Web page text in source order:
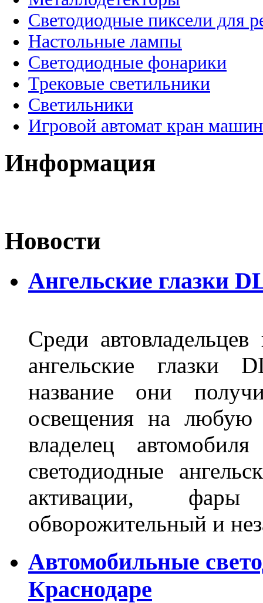
Светодиодные пиксели для
Настольные лампы
Светодиодные фонарики
Трековые светильники
Светильники
Игровой автомат кран
Информация
Новости
Ангельские глазки
Среди
ангельские глазки
название они
освещения на любую
владелец
светодиодные
активации, фары
обворожительный и
Автомобильные
Краснодаре